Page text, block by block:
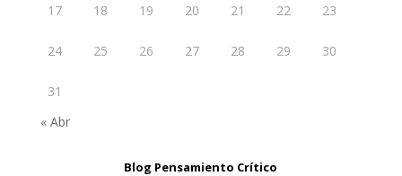
17 18 19 20 21 22 23
24 25 26 27 28 29 30
31
« Abr
Blog Pensamiento Crítico